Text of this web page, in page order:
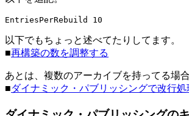
EntriesPerRebuild 10
以下でもちょっと述べてたりしてます。
■再構築の数を調整する
あとは、複数のアーカイブを持ってる場
■ダイナミック・パブリッシングで改行